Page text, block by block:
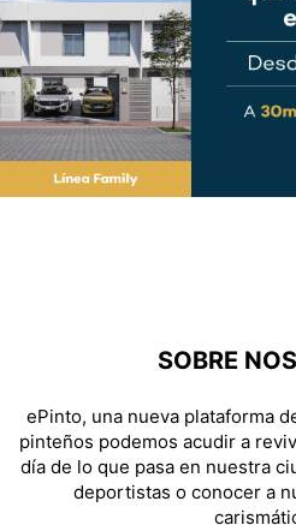
SOBRE
ePinto, una nueva plataforma
pinteños podemos acudir a
día de lo que pasa en nuestra
deportistas o conocer a